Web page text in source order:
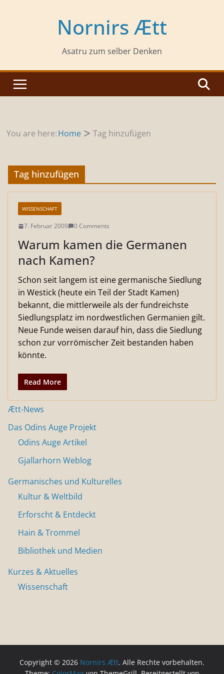
Nornirs Ætt
Asatru zum selber Denken
You are here:Home Tag hinzufügen
Tag hinzufügen
WISSENSCHAFT
7. Februar 2009 0 Comments
Warum kamen die Germanen
nach Kamen?
Schon seit langem ist eine germanische Siedlung
in Westick (heute ein Teil der Stadt Kamen)
bekannt, die mittlerweile als der fundreichste
Siedlungsplatz im nordwestlichen Germanien gilt.
Neue Funde weisen darauf hin, dass die Siedlung
schon zur vorrömischer Zeit bestanden haben
könnte.
Read More
Ætt-News
Das Odins Auge Projekt
Odins Auge Artikel
Gjallarhorn Weblog
Germanisches und Kulturelles
Kultur & Weltbild
Erforscht & Entdeckt
Hain & Trommel
Bibliothek und Medien
Kurzes & Aktuelles
Wissenschaft
Copyright © 2026 Nornirs Ætt. Alle Rechte vorbehalten.